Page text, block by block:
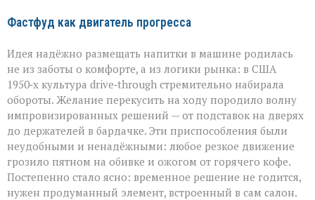
Фастфуд как двигатель прогресса
Идея надёжно размещать напитки в машине родилась
не из заботы о комфорте, а из логики рынка: в США
1950‑х культура drive‑through стремительно набирала
обороты. Желание перекусить на ходу породило волну
импровизированных решений — от подставок на дверях
до держателей в бардачке. Эти приспособления были
неудобными и ненадёжными: любое резкое движение
грозило пятном на обивке и ожогом от горячего кофе.
Постепенно стало ясно: временное решение не годится,
нужен продуманный элемент, встроенный в сам салон.